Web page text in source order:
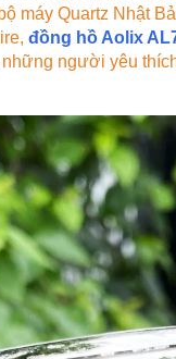
máy Quartz Nhật
đồng hồ Aolix
người yêu